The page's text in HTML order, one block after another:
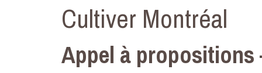
Cultiver Montréal
Appel à propositions